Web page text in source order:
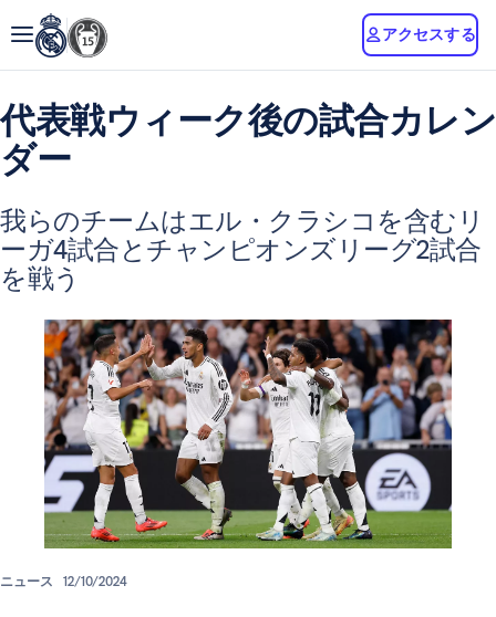
アクセスする
代表戦ウィーク後の試合カレン
ダー
我らのチームはエル・クラシコを含むリ
ーガ4試合とチャンピオンズリーグ2試合
を戦う
ニュース 12/10/2024